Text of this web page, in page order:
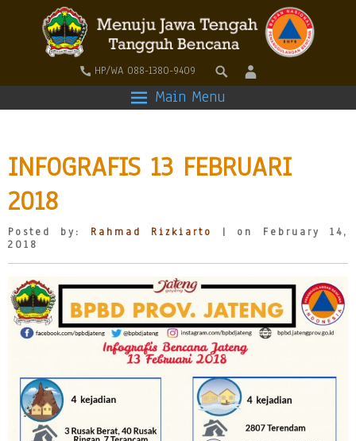
HP/WA 088-1380-9409
Main Menu
INFOGRAFIS 13 FEBRUARI
2018
Posted by: Rahmad Rizkiarto
| on February 14,
2018